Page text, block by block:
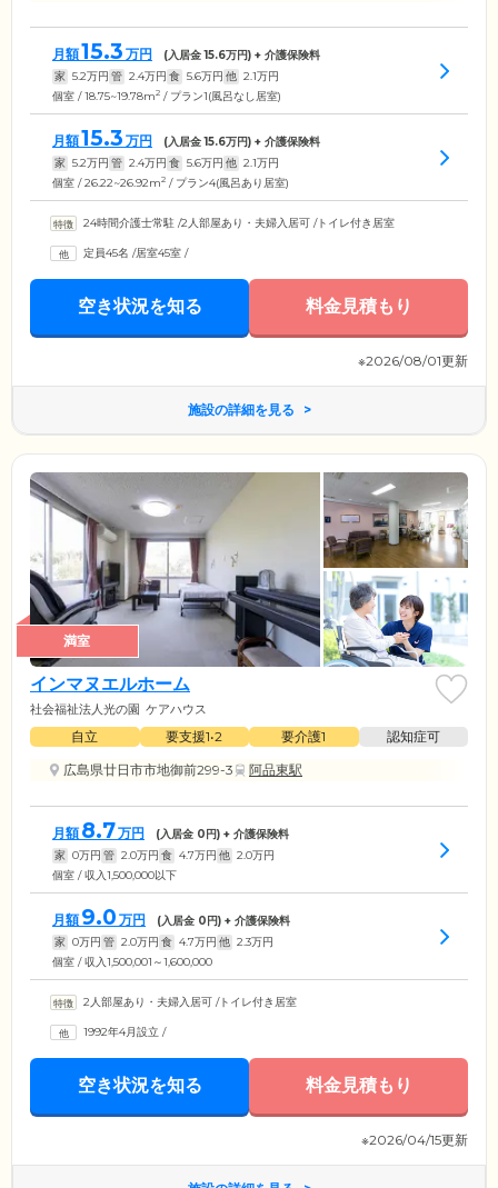
月額15.3 万円 (入居金15.6万円) + 介護保険料
家 5.2万円 管 2.4万円 食 5.6万円 他 2.1万円
個室 / 18.75~19.78m2 / プラン1(風呂なし居室)
月額15.3 万円 (入居金15.6万円) + 介護保険料
家 5.2万円 管 2.4万円 食 5.6万円 他 2.1万円
個室 / 26.22~26.92m2 / プラン4(風呂あり居室)
24時間介護士常駐 /2人部屋あり・夫婦入居可 /トイレ付き居室
定員45名 /居室45室 /
空き状況を知る 料金見積もり
※2026/08/01更新
施設の詳細を見る
満室
インマヌエルホーム
社会福祉法人光の園 ケアハウス
自立 要支援1•2 要介護1
認知症可
広島県廿日市市地御前299-3
阿品東駅
月額 8.7万円 (入居金 0円) + 介護保険料
家 0万円 管 2.0万円 食 4.7万円 他 2.0万円
個室 / 収入1,500,000以下
月額 9.0 万円 (入居金 0円) + 介護保険料
家 0万円 管 2.0万円 食 4.7万円 他 2.3万円
個室 / 収入1,500,001～1,600,000
2人部屋あり・夫婦入居可 /トイレ付き居室
1992年4月設立 /
空き状況を知る 料金見積もり
※2026/04/15更新